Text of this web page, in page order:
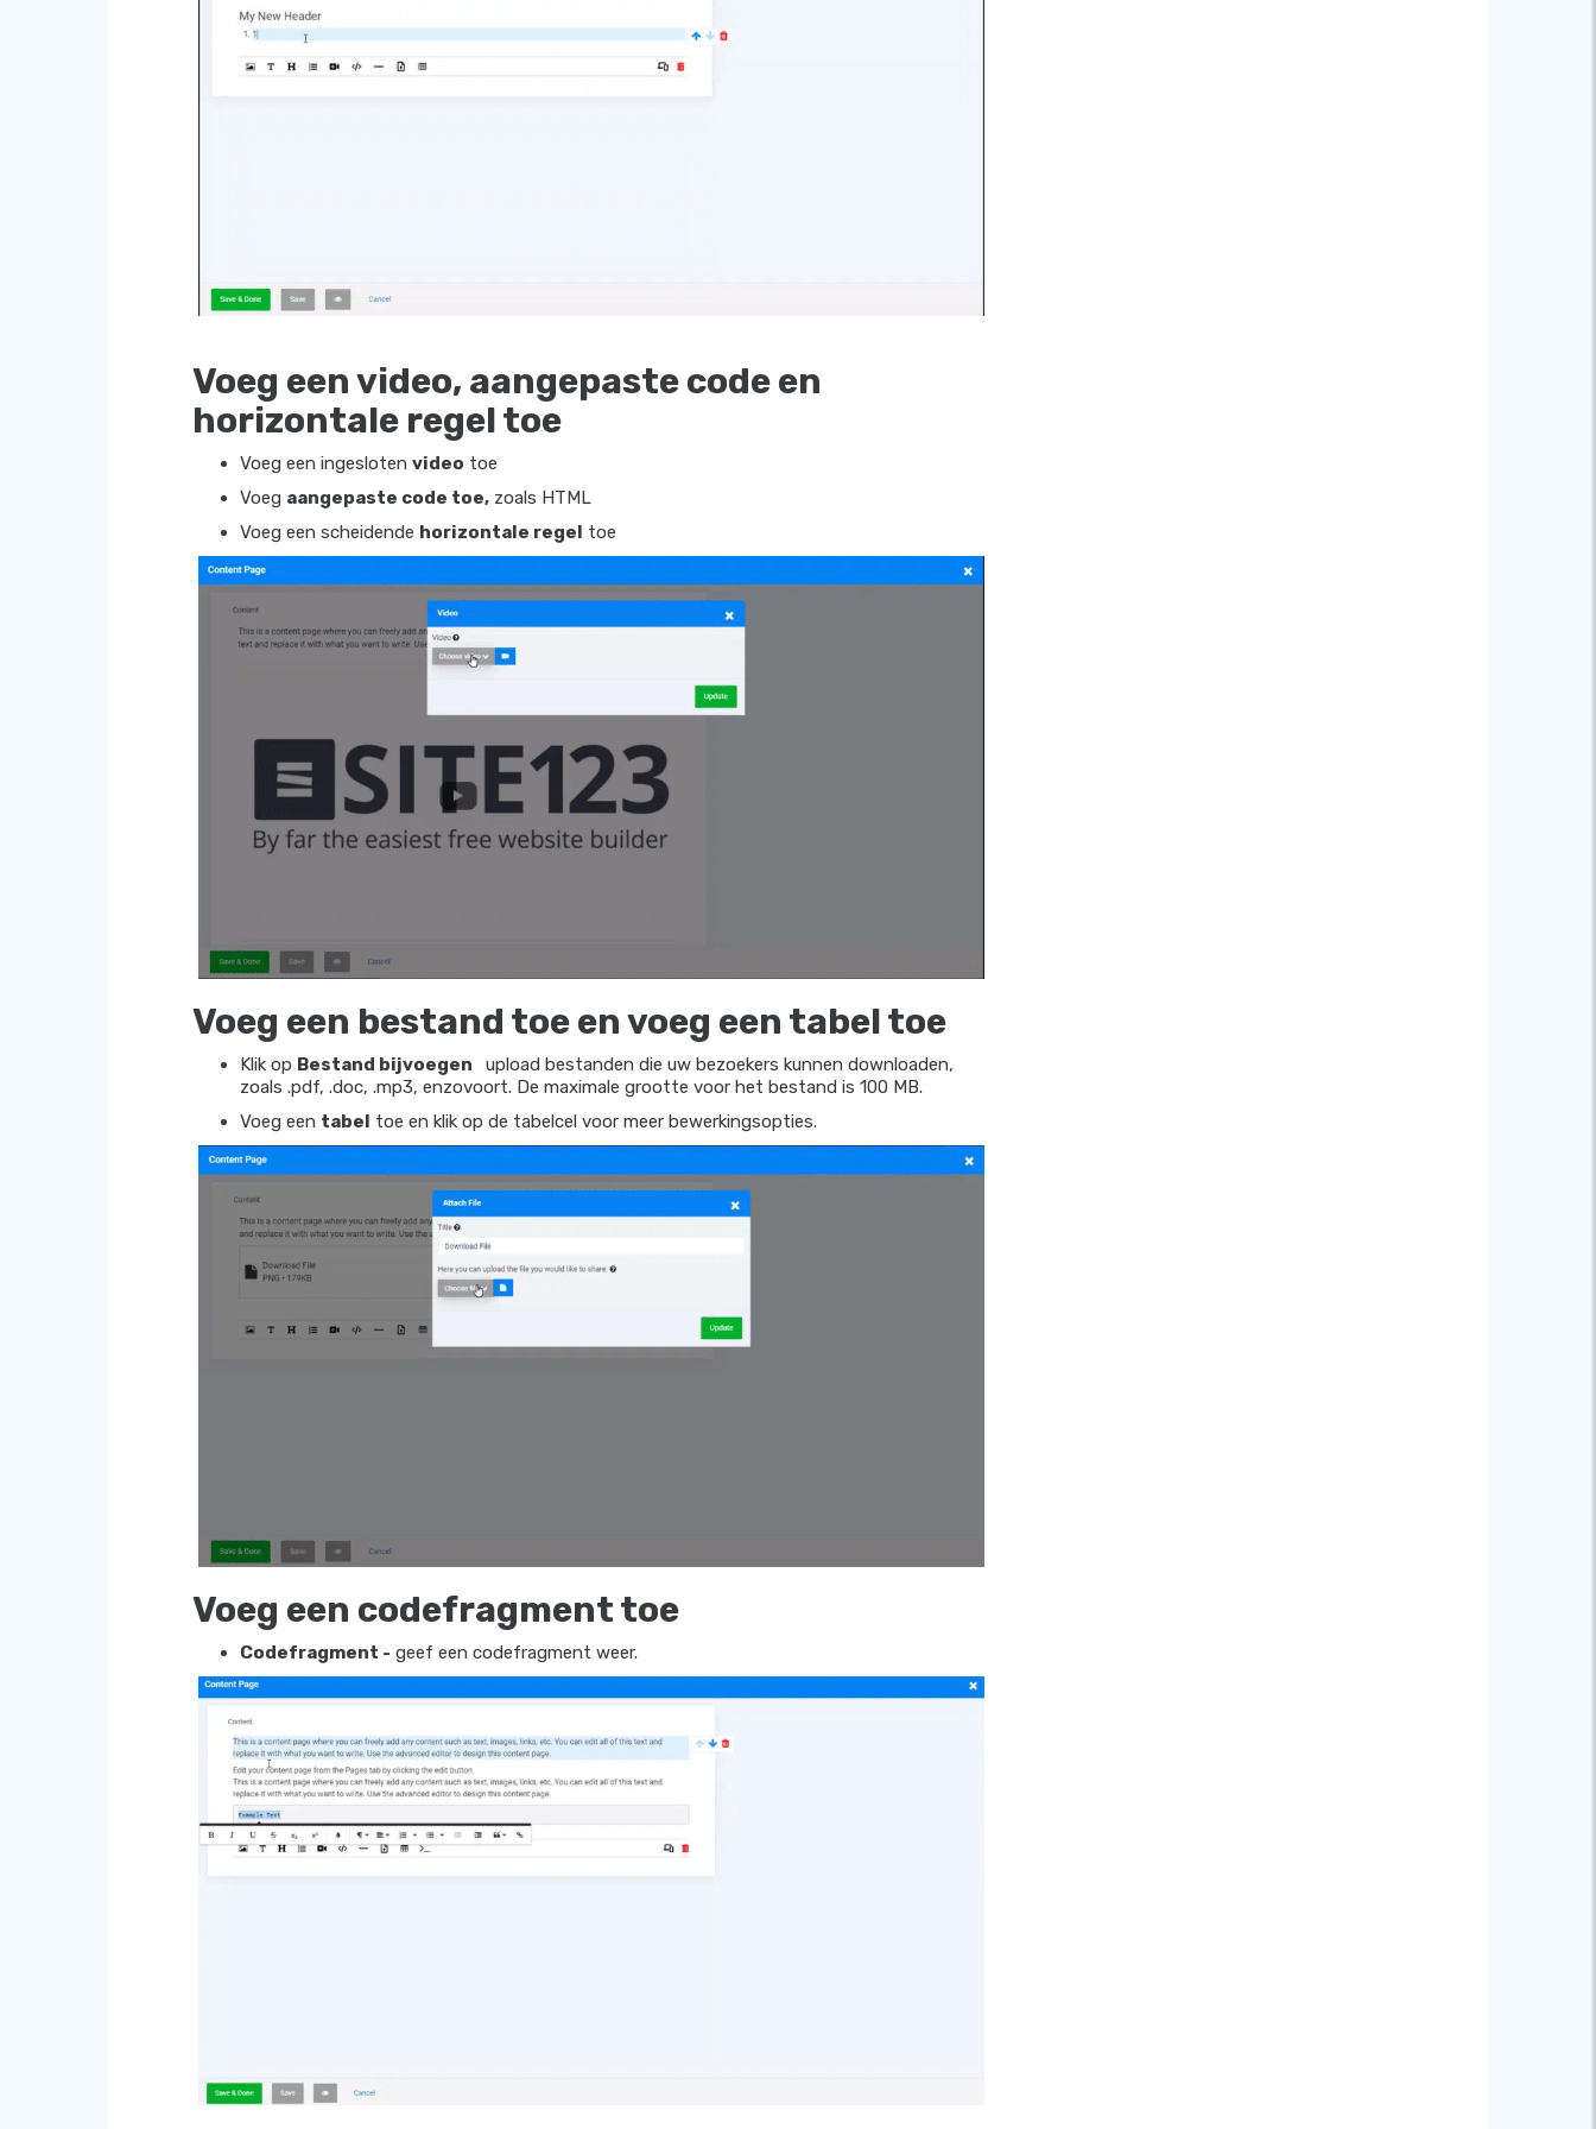
Voeg een video, aangepaste code en
horizontale regel toe
Voeg een ingesloten video toe
Voeg aangepaste code toe, zoals HTML
Voeg een scheidende horizontale regel toe
Voeg een bestand toe en voeg een tabel toe
Klik op Bestand bijvoegen
upload bestanden die uw bezoekers kunnen downloaden,
zoals .pdf, .doc, .mp3, enzovoort. De maximale grootte voor het bestand is 100 MB.
Voeg een tabel toe en klik op de tabelcel voor meer bewerkingsopties.
Voeg een codefragment toe
Codefragment - geef een codefragment weer.